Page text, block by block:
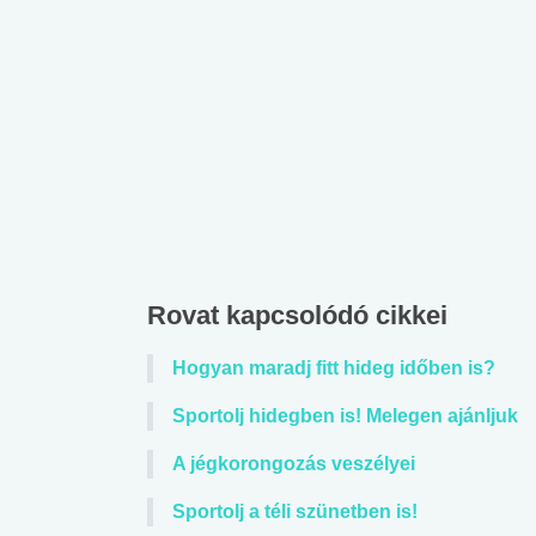
Rovat kapcsolódó cikkei
Hogyan maradj fitt hideg időben is?
Sportolj hidegben is! Melegen ajánljuk
A jégkorongozás veszélyei
Sportolj a téli szünetben is!